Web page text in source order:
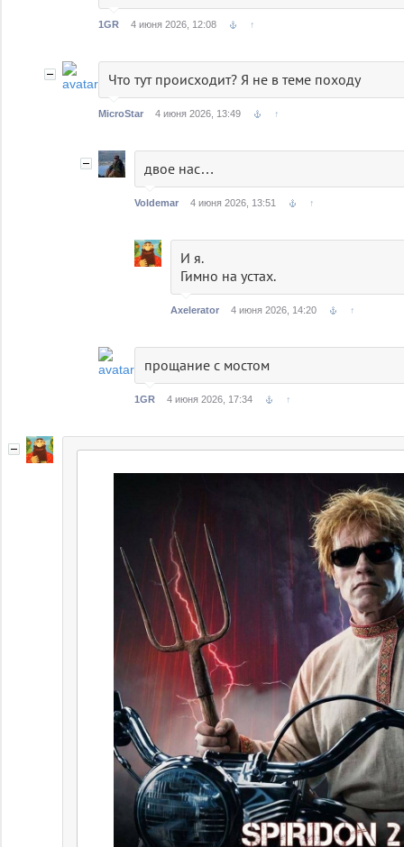
1GR 4 июня 2026, 12:08 ↑
Что тут происходит? Я не в теме походу
MicroStar 4 июня 2026, 13:49 ↑
двое нас…
Voldemar 4 июня 2026, 13:51 ↑
И я.
Гимно на устах.
Axelerator 4 июня 2026, 14:20 ↑
прощание с мостом
1GR 4 июня 2026, 17:34 ↑